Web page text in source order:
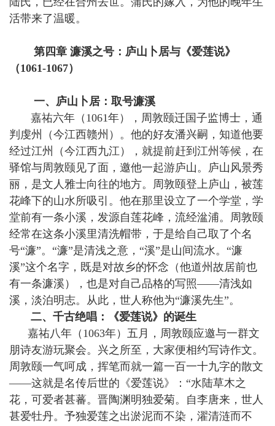
活带来了温暖。
第四章 濂溪之号：庐山卜居与《爱莲说》
（1061-1067）
一、庐山卜居：取号濂溪
嘉祐六年（1061年），周敦颐迁国子监博士，通
判虔州（今江西赣州）。他的好友潘兴嗣，知道他要
经过江州（今江西九江），就提前赶到江州等候，在
驿馆与周敦颐见了面，邀他一起游庐山。庐山风景秀
丽，是文人雅士向往的地方。周敦颐登上庐山，被莲
花峰下的山水所吸引。他在那里设立了一个学堂，学
堂前有一条小溪，发源自莲花峰，流经湓浦。周敦颐
经常在这条小溪里清洗帽带，于是给自己取了个名
号“濂”。“濂”是清浅之意，“溪”是山间流水。“濂
溪”这个名字，既是对故乡的怀念（他道州故居前也
有一条濂溪），也是对自己品格的写照——清浅如
溪，淡泊明志。从此，世人称他为“濂溪先生”。
二、千古绝唱：《爱莲说》的诞生
嘉祐八年（1063年）五月，周敦颐应邀与一群文
朋诗友游玩聚会。兴之所至，大家便相约写诗作文。
周敦颐一气呵成，挥笔而就一篇一百一十九字的散文
——这就是名传后世的《爱莲说》：“水陆草木之
花，可爱者甚蕃。晋陶渊明独爱菊。自李唐来，世人
甚爱牡丹。予独爱莲之出淤泥而不染，濯清涟而不